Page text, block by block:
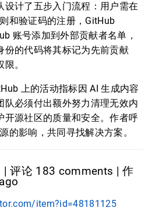
设计了五步入门流程：用户需在
和验证码的注册，GitHub
账号添加到外部贡献者名单，
份的代码将其标记为先前贡献
。
上的活动指标因 AI 生成内容
队必须付出额外努力清理无效内
开源社区的质量和安全。作者呼
的影响，共同寻找解决方案。
评论 183 comments | 作
item?id=48181125